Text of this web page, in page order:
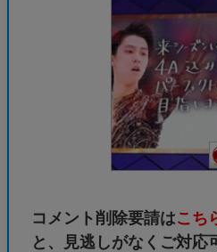
コメント削除要請はこち
と、見逃しがなくご対応